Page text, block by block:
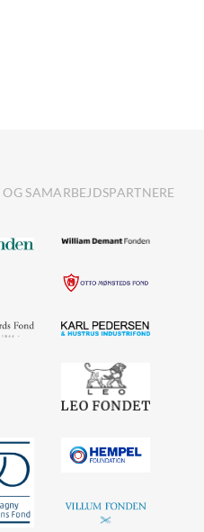
SAMARBEJDSPARTNERE